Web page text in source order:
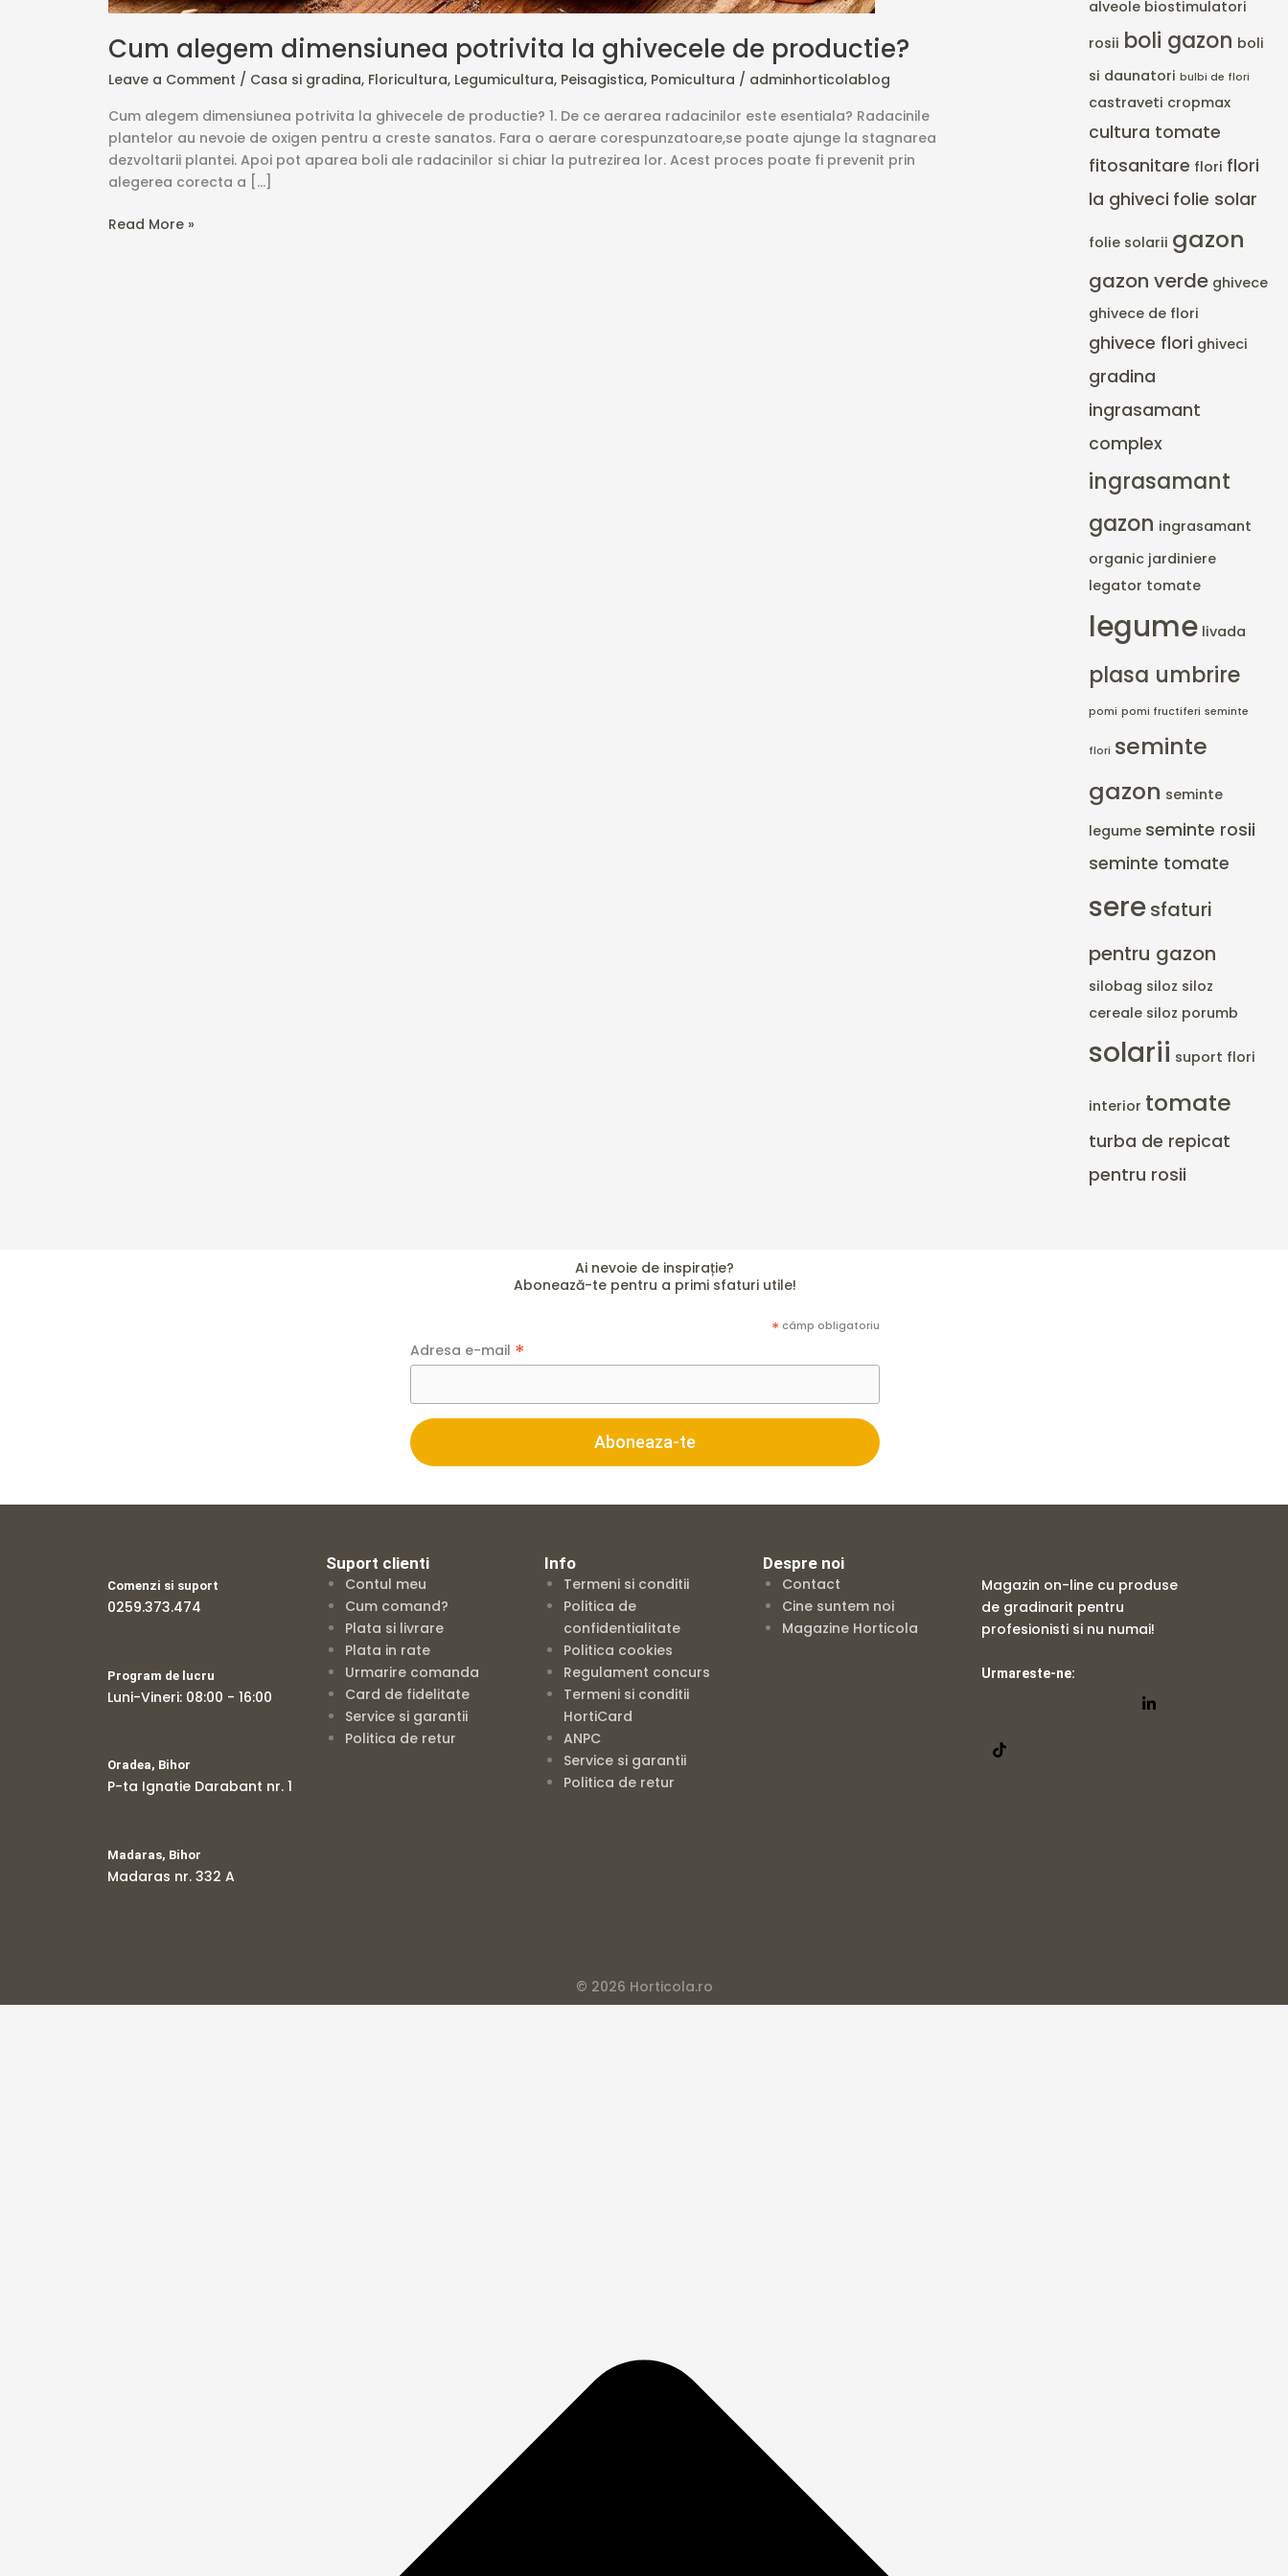
Cum alegem dimensiunea potrivita la ghivecele de productie?
Leave a Comment / Casa si gradina, Floricultura, Legumicultura, Peisagistica, Pomicultura / adminhorticolablog
Cum alegem dimensiunea potrivita la ghivecele de productie? 1. De ce aerarea radacinilor este esentiala? Radacinile
plantelor au nevoie de oxigen pentru a creste sanatos. Fara o aerare corespunzatoare,se poate ajunge la stagnarea
dezvoltarii plantei. Apoi pot aparea boli ale radacinilor si chiar la putrezirea lor. Acest proces poate fi prevenit prin
alegerea corecta a […]
Read More »
alveole biostimulatori
rosii boli gazon boli
si daunatori bulbi de flori
castraveti cropmax
cultura tomate
fitosanitare flori flori
la ghiveci folie solar
folie solarii gazon
gazon verde ghivece
ghivece de flori
ghivece flori ghiveci
gradina
ingrasamant
complex
ingrasamant
gazon ingrasamant
organic jardiniere
legator tomate
legume livada
plasa umbrire
pomi pomi fructiferi seminte
flori seminte
gazon seminte
legume seminte rosii
seminte tomate
seresfaturi
pentru gazon
silobag siloz siloz
cereale siloz porumb
solarii suport flori
interior tomate
turba de repicat
pentru rosii
Ai nevoie de inspirație?
Abonează-te pentru a primi sfaturi utile!
* câmp obligatoriu
Adresa e-mail *
Comenzi si suport
0259.373.474
Program de lucru
Luni-Vineri: 08:00 - 16:00
Oradea, Bihor
P-ta Ignatie Darabant nr. 1
Madaras, Bihor
Madaras nr. 332 A
Suport clienti
Contul meu
Cum comand?
Plata si livrare
Plata in rate
Urmarire comanda
Card de fidelitate
Service si garantii
Politica de retur
Info
Termeni si conditii
Politica de
confidentialitate
Politica cookies
Regulament concurs
Termeni si conditii
HortiCard
ANPC
Service si garantii
Politica de retur
Despre noi
Contact
Cine suntem noi
Magazine Horticola
Magazin on-line cu produse
de gradinarit pentru
profesionisti si nu numai!
Urmareste-ne:
© 2026 Horticola.ro